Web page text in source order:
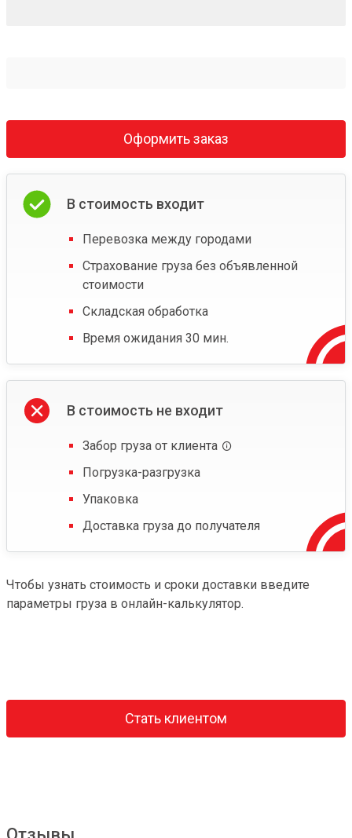
Оформить заказ
В стоимость входит
Перевозка между городами
Страхование груза без объявленной
стоимости
Складская обработка
Время ожидания 30 мин.
В стоимость не входит
Забор груза от клиента
Погрузка-разгрузка
Упаковка
Доставка груза до получателя
Чтобы узнать стоимость и сроки доставки введите
параметры груза в онлайн-калькулятор.
Стать клиентом